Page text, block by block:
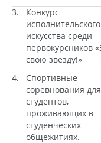
3. Конкурс
исполнительского
искусства среди
первокурсников
свою звезду!»
4. Спортивные
соревнования для
студентов,
проживающих в
студенческих
общежитиях.